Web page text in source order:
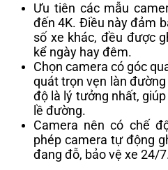
Ưu tiên các mẫu
đến 4K. Điều này đảm
số xe khác, đều được
kể ngày hay đêm.
Chọn camera có góc
quát trọn vẹn làn
độ là lý tưởng nhất,
lề đường.
Camera nên có chế
phép camera tự động
đang đỗ, bảo vệ xe 24/